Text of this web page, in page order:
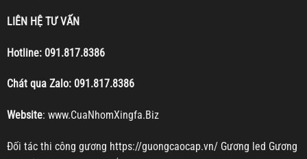
LIÊN HỆ TƯ VẤN
Hotline: 091.817.8386
Chát qua Zalo: 091.817.8386
Website: www.CuaNhomXingfa.Biz
Đối tác thi công gương https://guongcaocap.vn/ Gương led Gương